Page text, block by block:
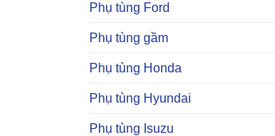
Phụ tùng Ford
Phụ tùng gầm
Phụ tùng Honda
Phụ tùng Hyundai
Phụ tùng Isuzu